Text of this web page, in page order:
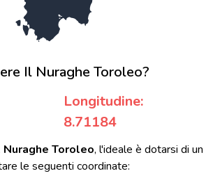
Il Nuraghe Toroleo?
Longitudine:
8.71184
Toroleo, l'ideale è dotarsi di un
le seguenti coordinate: